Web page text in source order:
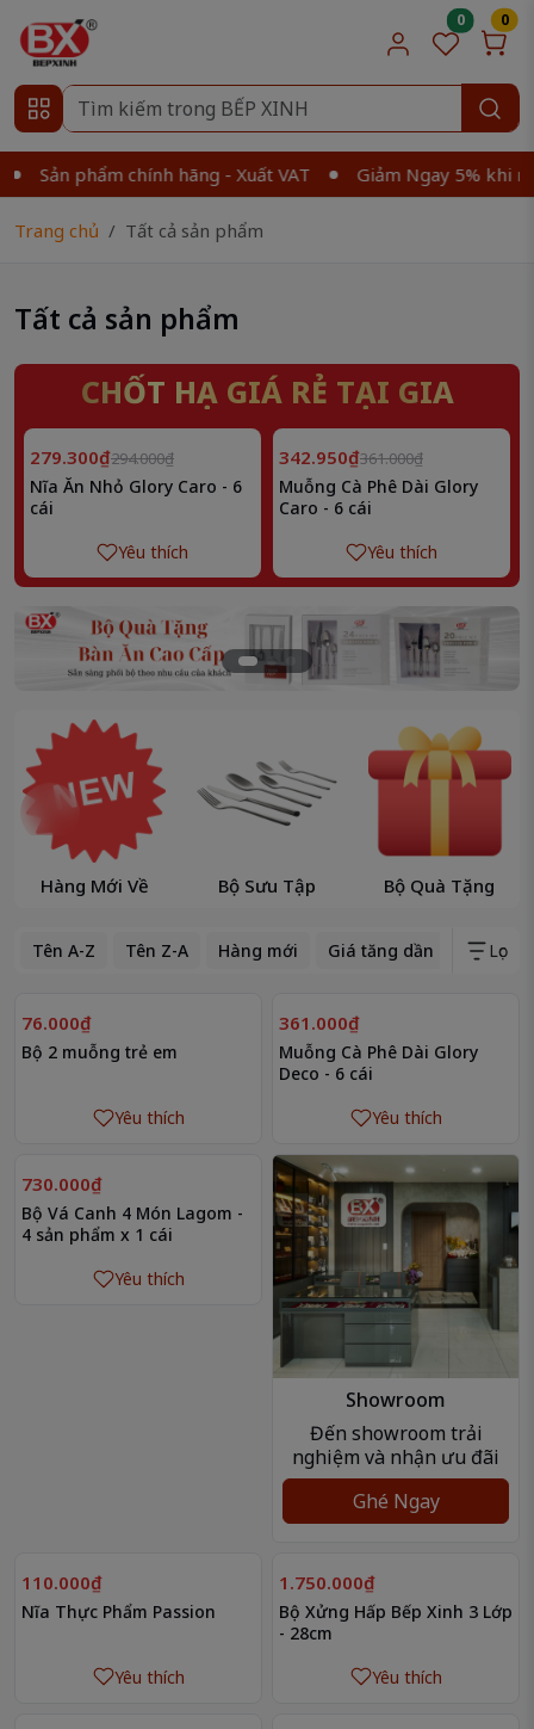
0 0
phẩm chính hãng - Xuất VAT Giảm Ngay 5% khi mua từ
Trang chủ Tất cả sản phẩm
Tất cả sản phẩm
CHỐT HẠ GIÁ RẺ TẠI GIA
Giảm5%
279.300₫294.000₫
Nĩa Ăn Nhỏ Glory Caro - 6
cái
Yêu thích
Giảm5%
342.950₫361.000₫
Muỗng Cà Phê Dài Glory
Caro - 6 cái
Yêu thích
Hàng Mới Về Bộ Sưu Tập Bộ Quà Tặng
Tên A-Z Tên Z-A Hàng mới Giá tăng dần GiáLọc
76.000₫
Bộ 2 muỗng trẻ em
Yêu thích
361.000₫
Muỗng Cà Phê Dài Glory
Deco - 6 cái
Yêu thích
730.000₫
Bộ Vá Canh 4 Món Lagom -
4 sản phẩm x 1 cái
Yêu thích
Showroom
Đến showroom trải
nghiệm và nhận ưu đãi
Ghé Ngay
110.000₫
Nĩa Thực Phẩm Passion
Yêu thích
1.750.000₫
Bộ Xửng Hấp Bếp Xinh 3 Lớp
- 28cm
Yêu thích